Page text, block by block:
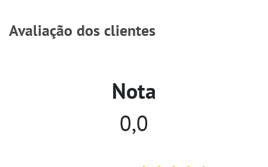
Avaliação dos clientes
Nota
0,0